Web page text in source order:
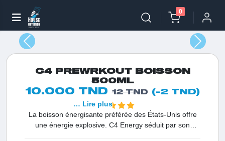
0
C4 PREWRKOUT BOISSON
500ML
10.000 TND 12 TND (-2 TND)
La boisson énergisante préférée des États-Unis offre
une énergie explosive. C4 Energy séduit par son
… Lire plus